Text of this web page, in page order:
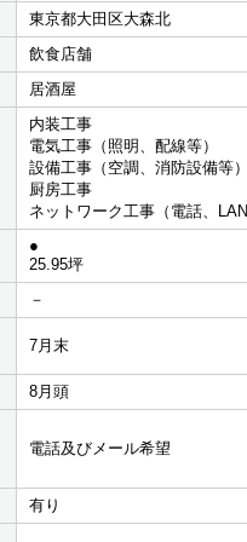
東京都大田区大森北
飲食店舗
居酒屋
内装工事
電気工事（照明、配線等）
設備工事（空調、消防設備等
厨房工事
ネットワーク工事（電話、
●
25.95坪
－
7月末
8月頭
電話及びメール希望
有り